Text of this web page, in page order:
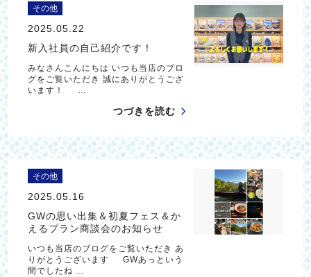
その他
2025.05.22
新入社員の自己紹介です！
みなさんこんにちは いつも当店のブロ
グをご覧いただき 誠にありがとうござ
います！ …
つづきを読む
その他
2025.05.16
GWの思い出集＆初夏フェス＆か
えるプラン商談会のお知らせ
いつも当店のブログをご覧いただき あ
りがとうございます GWあっという
間でしたね …